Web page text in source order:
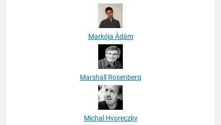
Markója Ádám
Marshall Rosenberg
Michal Hvoreczky